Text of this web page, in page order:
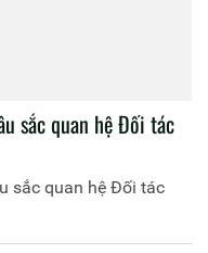
sắc quan hệ Đối tác
sắc quan hệ Đối tác